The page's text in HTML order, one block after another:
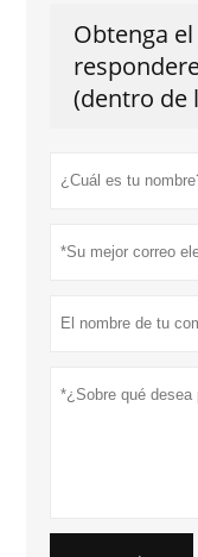
Obtenga
(dentro de